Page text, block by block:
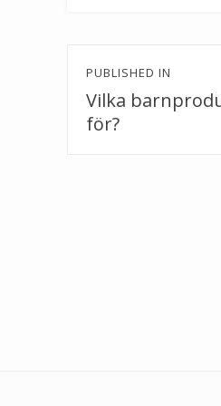
PUBLISHED IN
Vilka
för?